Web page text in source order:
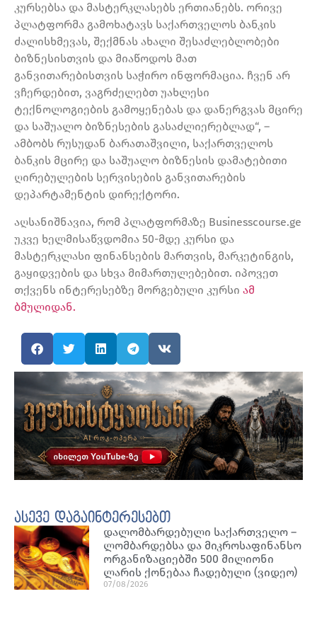
კურსებსა და მასტერკლასებს ერთიანებს. ორივე
პლატფორმა გამოხატავს საქართველოს ბანკის
ძალისხმევას, შექმნას ახალი შესაძლებლობები
ბიზნესისთვის და მიაწოდოს მათ
განვითარებისთვის საჭირო ინფორმაცია. ჩვენ არ
ვჩერდებით, ვაგრძელებთ უახლესი
ტექნოლოგიების გამოყენებას და დანერგვას მცირე
და საშუალო ბიზნესების გასაძლიერებლად“, –
ამბობს რუსუდან ბარათაშვილი, საქართველოს
ბანკის მცირე და საშუალო ბიზნესის დამატებითი
ღირებულების სერვისების განვითარების
დეპარტამენტის დირექტორი.
აღსანიშნავია, რომ პლატფორმაზე Businesscourse.ge
უკვე ხელმისაწვდომია 50-მდე კურსი და
მასტერკლასი ფინანსების მართვის, მარკეტინგის,
გაყიდვების და სხვა მიმართულებებით. იპოვეთ
თქვენს ინტერესებზე მორგებული კურსი ამ
ბმულიდან.
ასევე დაგაინტერესებთ
დალომბარდებული საქართველო –
ლომბარდებსა და მიკროსაფინანსო
ორგანიზაციებში 500 მილიონი
ლარის ქონებაა ჩადებული (ვიდეო)
07/08/2026